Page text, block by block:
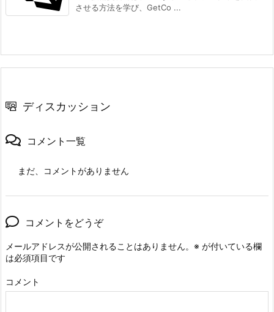
させる方法を学び、GetCo ...
ディスカッション
コメント一覧
まだ、コメントがありません
コメントをどうぞ
メールアドレスが公開されることはありません。 ※ が付いている欄
は必須項目です
コメント